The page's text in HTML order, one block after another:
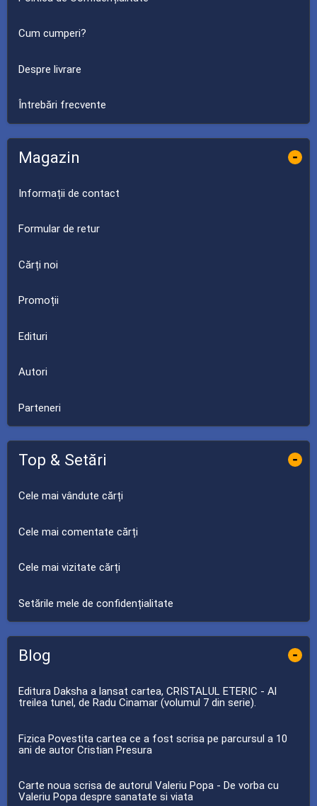
Cum cumperi?
Despre livrare
Întrebări frecvente
Magazin -
Informații de contact
Formular de retur
Cărți noi
Promoții
Edituri
Autori
Parteneri
Top & Setări -
Cele mai vândute cărți
Cele mai comentate cărți
Cele mai vizitate cărți
Setările mele de confidențialitate
Blog -
Editura Daksha a lansat cartea, CRISTALUL ETERIC - Al
treilea tunel, de Radu Cinamar (volumul 7 din serie).
Fizica Povestita cartea ce a fost scrisa pe parcursul a 10
ani de autor Cristian Presura
Carte noua scrisa de autorul Valeriu Popa - De vorba cu
Valeriu Popa despre sanatate si viata